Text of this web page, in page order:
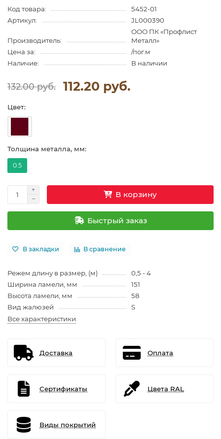
Код товара:
5452-01
Артикул:
JL000390
Производитель:
ООО ПК «Профлист
Металл»
Цена за:
/пог.м
Наличие:
В наличии
132.00 руб. 112.20 руб.
Цвет:
Толщина металла, мм:
0.5
В корзину
Быстрый заказ
В закладки В сравнение
Режем длину в размер, (м)
0,5 - 4
Ширина ламели, мм
151
Высота ламели, мм
58
Вид жалюзей
S
Все характеристики
Доставка Оплата
Сертификаты Цвета RAL
Виды покрытий